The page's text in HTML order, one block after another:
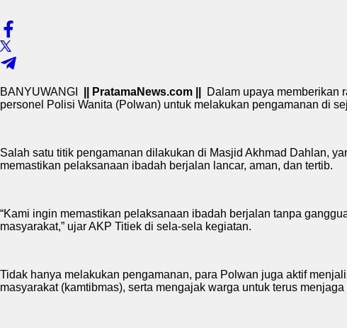
BANYUWANGI || PratamaNews.com ||
Dalam upaya memberikan
personel Polisi Wanita (Polwan) untuk melakukan pengamanan di
Salah satu titik pengamanan dilakukan di Masjid Akhmad Dahlan,
memastikan pelaksanaan ibadah berjalan lancar, aman, dan tertib.
“Kami ingin memastikan pelaksanaan ibadah berjalan tanpa
masyarakat,” ujar AKP Titiek di sela-sela kegiatan.
Tidak hanya melakukan pengamanan, para Polwan juga aktif
masyarakat (kamtibmas), serta mengajak warga untuk terus